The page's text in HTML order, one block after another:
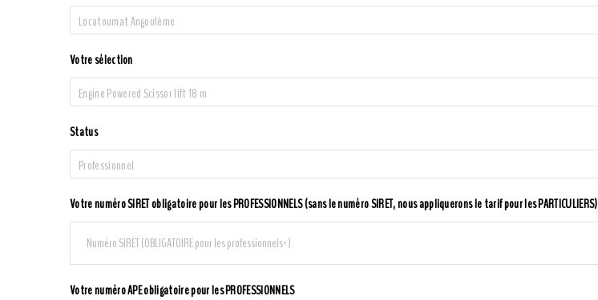
Locatoumat Angoulême
Votre sélection
Engine Powered Scissor lift 18 m
Status
Professionnel
Votre numéro SIRET obligatoire pour les PROFESSIONNELS (sans le numéro SIRET, nous appliquerons le tarif pour les PARTICULIERS)
Votre numéro APE obligatoire pour les PROFESSIONNELS